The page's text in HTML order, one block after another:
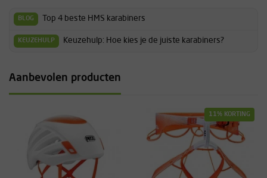
Fijn lichtgewicht karabiner. Vindt zelf de rode indicator heel fijn. Met
handschoenen aan wel echt aan de kleine kant.
BLOG Top 4 beste HMS karabiners
KEUZEHULP Keuzehulp: Hoe kies je de juiste karabiners?
Aanbevolen producten
11% KORTING